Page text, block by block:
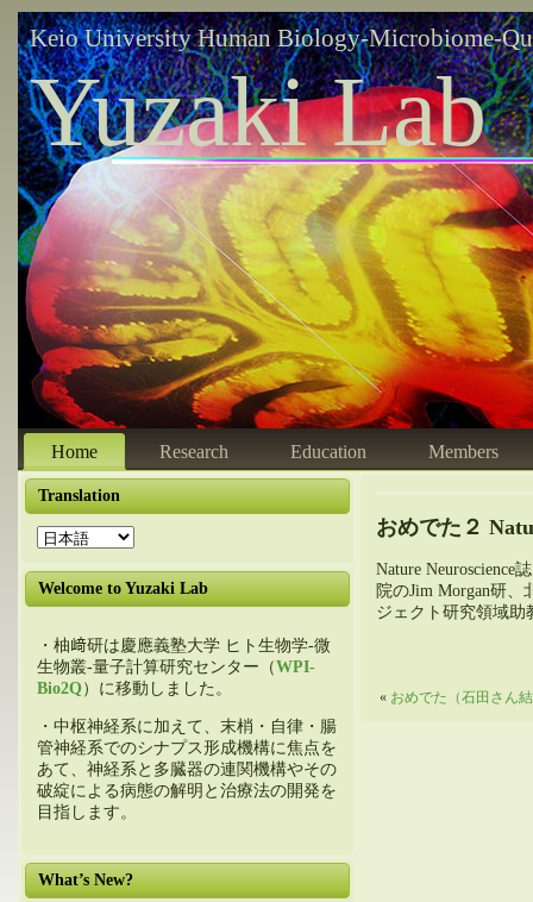
Keio University Human Biology-Microbiome-
Yuzaki Lab
Home Research Education Members
Translation
Welcome to Yuzaki Lab
・柚﨑研は慶應義塾大学 ヒト生物学-微
生物叢-量子計算研究センター（WPI-
Bio2Q）に移動しました。
・中枢神経系に加えて、末梢・自律・腸
管神経系でのシナプス形成機構に焦点を
あて、神経系と多臓器の連関機構やその
破綻による病態の解明と治療法の開発を
目指します。
What’s New?
おめでた２
Nature
院のJim Morgan研
ジェクト研究領域助
« おめでた（石田さん